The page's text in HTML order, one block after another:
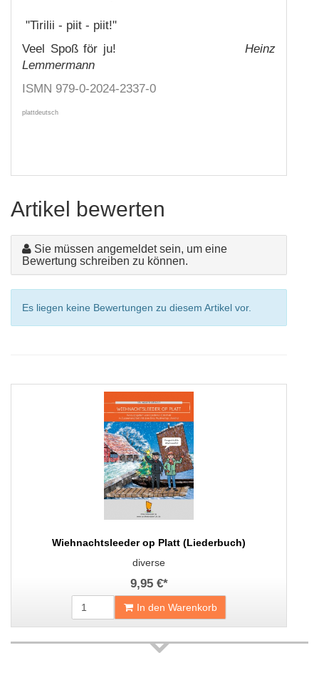
"Tirilii - piit - piit!"
Veel Spoß för ju! Heinz
Lemmermann
ISMN 979-0-2024-2337-0
plattdeutsch
Artikel bewerten
Sie müssen angemeldet sein, um eine
Bewertung schreiben zu können.
Es liegen keine Bewertungen zu diesem Artikel vor.
Wiehnachtsleeder op Platt (Liederbuch)
diverse
9,95 €*
In den Warenkorb